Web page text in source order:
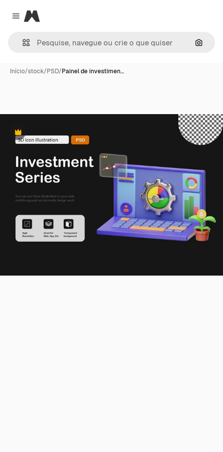
Close menu
Magnific
Início/stock/PSD/Painel de investimen…
Premium